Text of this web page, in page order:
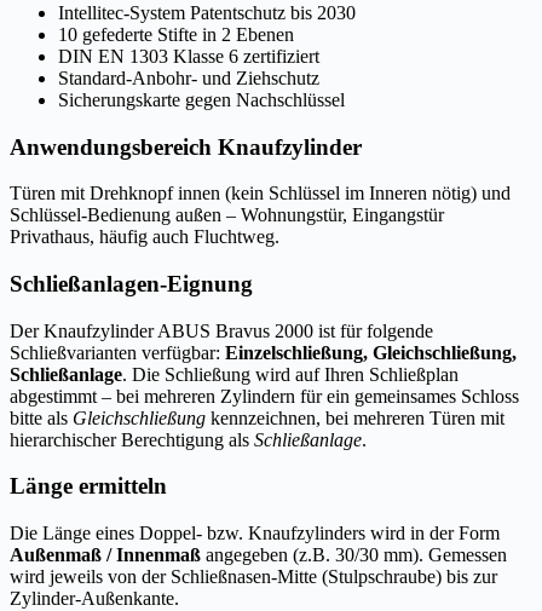
Intellitec-System Patentschutz bis 2030
10 gefederte Stifte in 2 Ebenen
DIN EN 1303 Klasse 6 zertifiziert
Standard-Anbohr- und Ziehschutz
Sicherungskarte gegen Nachschlüssel
Anwendungsbereich Knaufzylinder
Türen mit Drehknopf innen (kein Schlüssel im Inneren nötig) und
Schlüssel-Bedienung außen – Wohnungstür, Eingangstür
Privathaus, häufig auch Fluchtweg.
Schließanlagen-Eignung
Der Knaufzylinder ABUS Bravus 2000 ist für folgende
Schließvarianten verfügbar: Einzelschließung, Gleichschließung,
Schließanlage. Die Schließung wird auf Ihren Schließplan
abgestimmt – bei mehreren Zylindern für ein gemeinsames Schloss
bitte als Gleichschließung kennzeichnen, bei mehreren Türen mit
hierarchischer Berechtigung als Schließanlage.
Länge ermitteln
Die Länge eines Doppel- bzw. Knaufzylinders wird in der Form
Außenmaß / Innenmaß angegeben (z.B. 30/30 mm). Gemessen
wird jeweils von der Schließnasen-Mitte (Stulpschraube) bis zur
Zylinder-Außenkante.